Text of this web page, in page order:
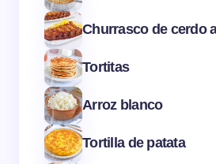
Churrasco de cerdo
Tortitas
Arroz blanco
Tortilla de patata